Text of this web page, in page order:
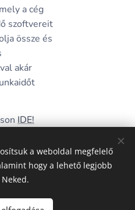
a cég
szoftvereit
össze és
akár
IDE!
a weboldal megfelelő
hogy a lehető legjobb